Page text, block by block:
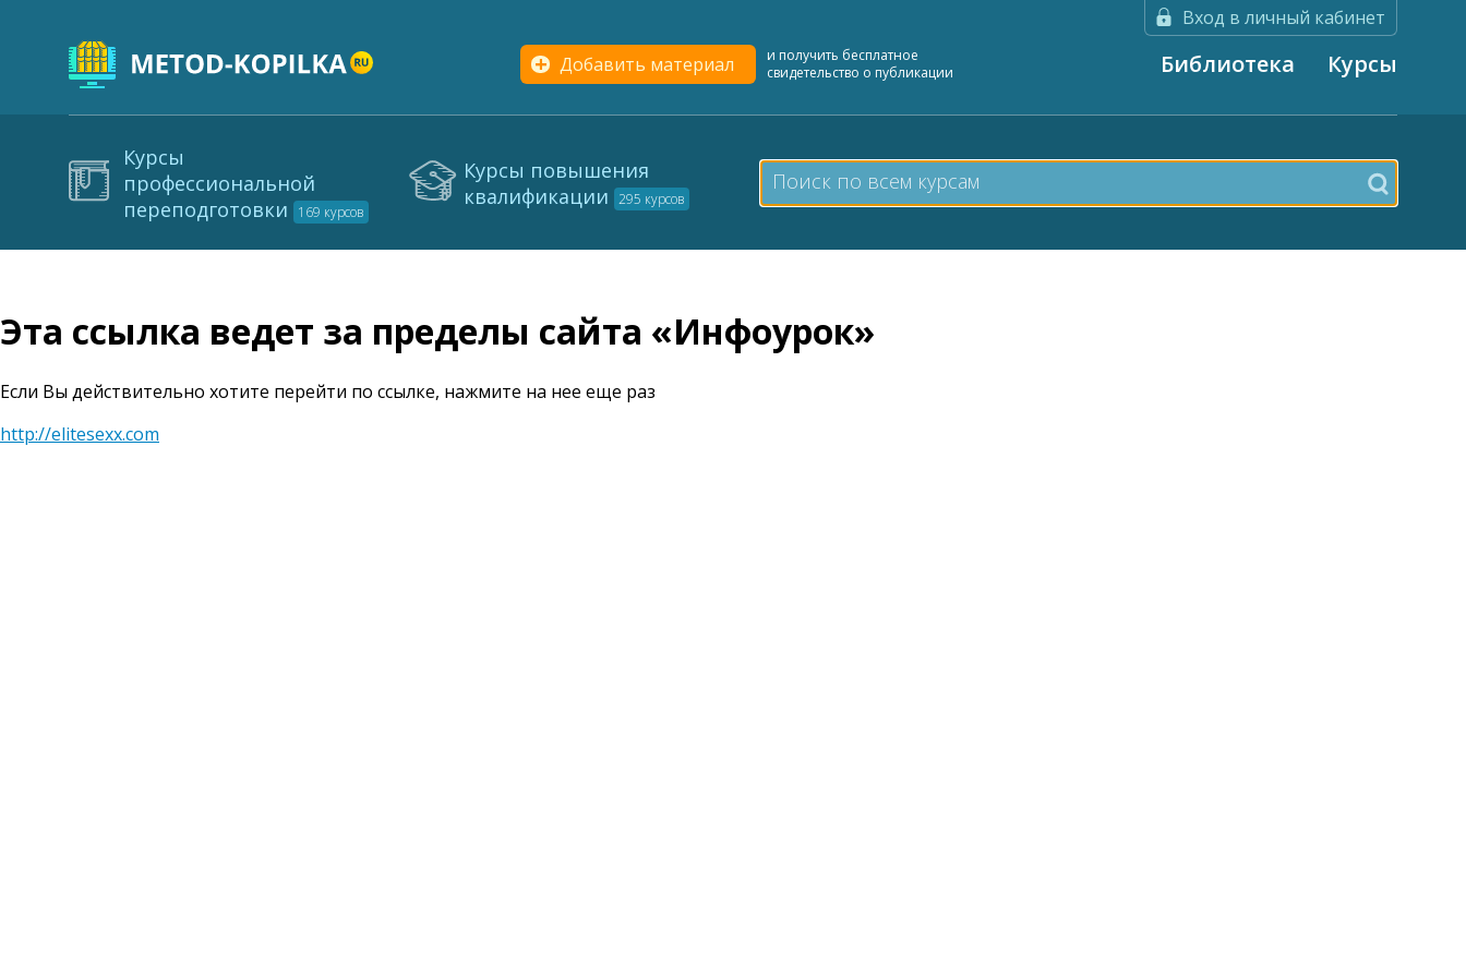
Вход в личный кабинет
Добавить материал
и получить бесплатное
свидетельство о публикации
Библиотека Курсы
Курсы
профессиональной
переподготовки
169 курсов
Курсы повышения
квалификации 295 курсов
Эта ссылка ведет за пределы сайта «Инфоурок»
Если Вы действительно хотите перейти по ссылке, нажмите на нее еще раз
http://elitesexx.com